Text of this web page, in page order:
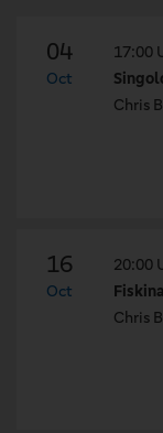
04
Oct
17:00
Chris
16
Oct
20:00
Chris